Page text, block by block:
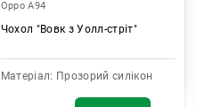
Oppo A94
Чохол "Вовк з Уолл-стріт"
Матеріал: Прозорий силікон